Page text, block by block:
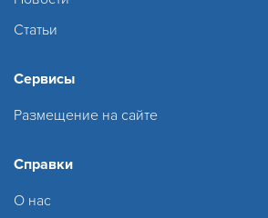
Статьи
Сервисы
Размещение на сайте
Справки
О нас